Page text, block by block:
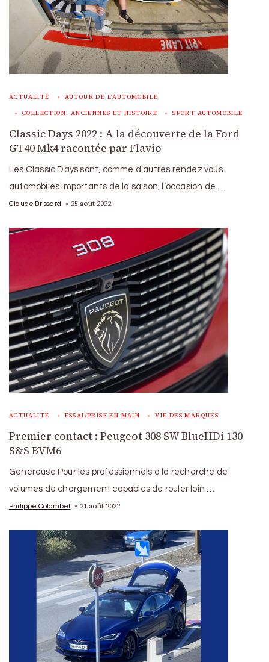
ACTUALITÉ AUTOUR DE L'AUTOMOBILE
COLLECTION, ANCIENNES ET HISTOIRE SPORT AUTOMOBILE
Classic Days 2022 : A la découverte de la Ford
GT40 Mk4 racontée par Flavio
Les Classic Days sont, comme d’autres rendez vous
automobiles importants de la saison, l’occasion de …
Claude Brissard 25 août 2022
ACTUALITÉ ESSAI/PRISE EN MAIN VIE DES MARQUES
Premier contact : Peugeot 308 SW BlueHDi 130
S&S BVM6
Généreuse Pour les professionnels à la recherche de
volumes de chargement capables de rouler loin …
Philippe Colombet 21 août 2022